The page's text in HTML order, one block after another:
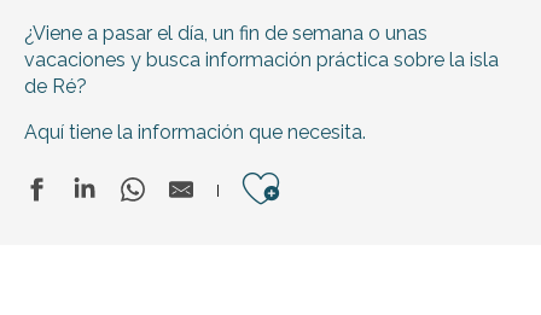
¿Viene a pasar el día, un fin de semana o unas
vacaciones y busca información práctica sobre la isla
de Ré?
Aquí tiene la información que necesita.